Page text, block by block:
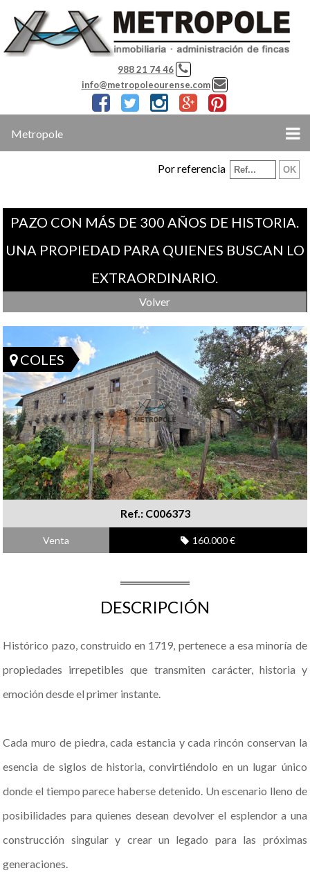
988 21 74 46
info@metropoleourense.com
Metropole
Por referencia
PAZO CON MÁS DE 300 AÑOS DE HISTORIA.
UNA PROPIEDAD PARA QUIENES BUSCAN LO
EXTRAORDINARIO.
Volver
COLES
Ref.: C006373
Venta 160.000 €
DESCRIPCIÓN
Histórico pazo, construido en 1719, pertenece a esa minoría de
propiedades irrepetibles que transmiten carácter, historia y
emoción desde el primer instante.
Cada muro de piedra, cada estancia y cada rincón conservan la
esencia de siglos de historia, convirtiéndolo en un lugar único
donde el tiempo parece haberse detenido. Un escenario lleno de
posibilidades para quienes desean devolver el esplendor a una
construcción singular y crear un legado para las próximas
generaciones.